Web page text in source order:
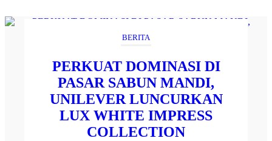
BERITA
PERKUAT DOMINASI DI
PASAR SABUN MANDI,
UNILEVER LUNCURKAN
LUX WHITE IMPRESS
COLLECTION